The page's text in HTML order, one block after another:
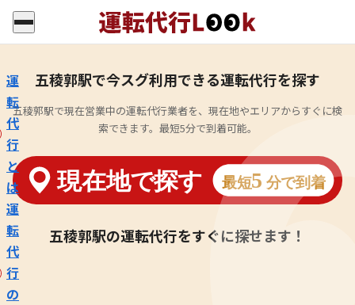
運
転
代
行
と
は
運
転
代
行
の
五稜郭駅で今スグ利用できる運転代行を探す
五稜郭駅で現在営業中の運転代行業者を、現在地やエリアからすぐに検
索できます。最短5分で到着可能。
五稜郭駅の運転代行をすぐに探せます！